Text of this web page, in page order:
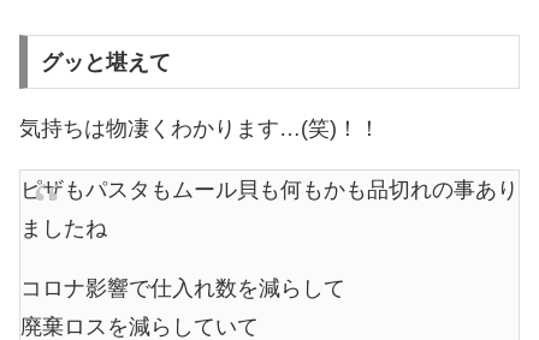
グッと堪えて
気持ちは物凄くわかります…(笑)！！
ピザもパスタもムール貝も何もかも品切れの事あり
ましたね
コロナ影響で仕入れ数を減らして
廃棄ロスを減らしていて